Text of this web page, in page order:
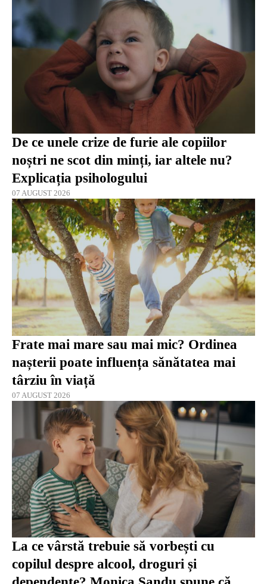
De ce unele crize de furie ale copiilor
noștri ne scot din minți, iar altele nu?
Explicația psihologului
07 AUGUST 2026
Frate mai mare sau mai mic? Ordinea
nașterii poate influența sănătatea mai
târziu în viață
07 AUGUST 2026
La ce vârstă trebuie să vorbești cu
copilul despre alcool, droguri și